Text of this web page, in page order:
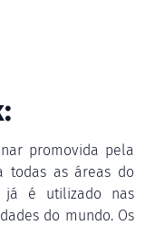
promovida pela
todas as áreas do
já é utilizado nas
do mundo. Os